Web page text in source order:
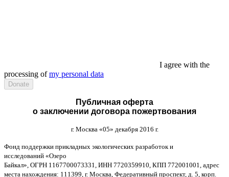
I agree with the
processing ofmy personal data
Публичная оферта
о заключении договора пожертвования
г. Москва «05» декабря 2016 г.
Фонд поддержки прикладных экологических разработок и
исследований «Озеро
Байкал», ОГРН 1167700073331, ИНН 7720359910, КПП 772001001, адрес
места нахождения: 111399, г. Москва Федеративный проспект, д . 5, корп